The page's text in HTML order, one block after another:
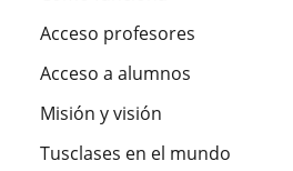
Acceso profesores
Acceso a alumnos
Misión y visión
Tusclases en el mundo